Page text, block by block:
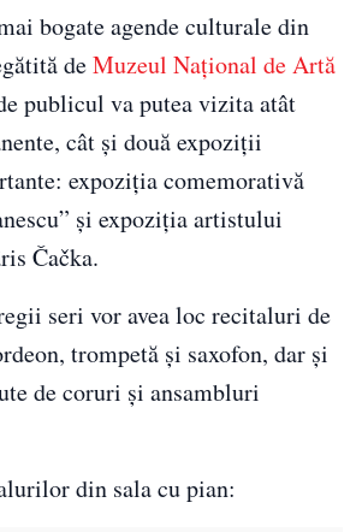
bogate agende culturale din
deMuzeul Național de Artă
publicul va putea vizita atât
cât și două expoziții
expoziția comemorativă
și expoziția artistului
Čačka.
seri vor avea loc recitaluri de
trompetă și saxofon, dar și
de coruri și ansambluri
din sala cu pian: